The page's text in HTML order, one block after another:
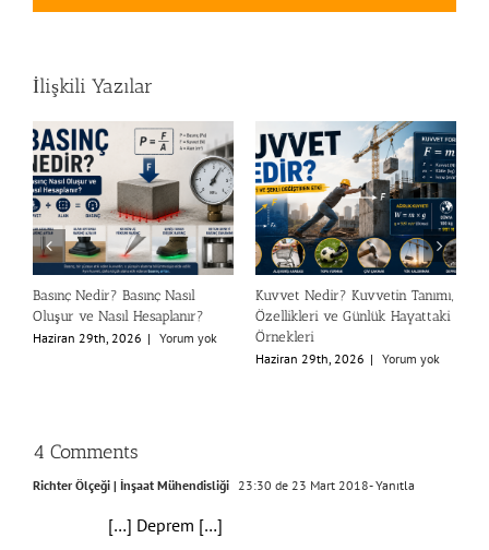
İlişkili Yazılar
Basınç Nedir? Basınç Nasıl
Oluşur ve Nasıl Hesaplanır?
Haziran 29th, 2026 | Yorum yok
Kuvvet Nedir? Kuvvetin Tanımı,
Özellikleri ve Günlük Hayattaki
Örnekleri
Haziran 29th, 2026 | Yorum yok
4 Comments
Richter Ölçeği | İnşaat Mühendisliği 23:30 de 23 Mart 2018- Yanıtla
[…] Deprem […]